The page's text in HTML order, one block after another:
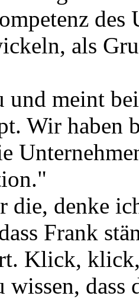
des
als
und meint
Wir haben
die, denke
Frank
Klick,
wissen,